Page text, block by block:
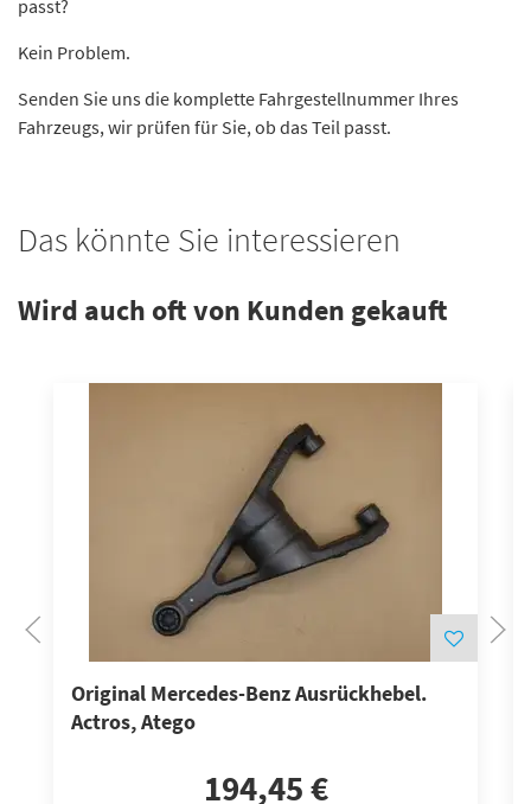
passt?
Kein Problem.
Senden Sie uns die komplette Fahrgestellnummer Ihres
Fahrzeugs, wir prüfen für Sie, ob das Teil passt.
Das könnte Sie interessieren
Wird auch oft von Kunden gekauft
Original Mercedes-Benz Ausrückhebel.
Actros, Atego
194,45 €